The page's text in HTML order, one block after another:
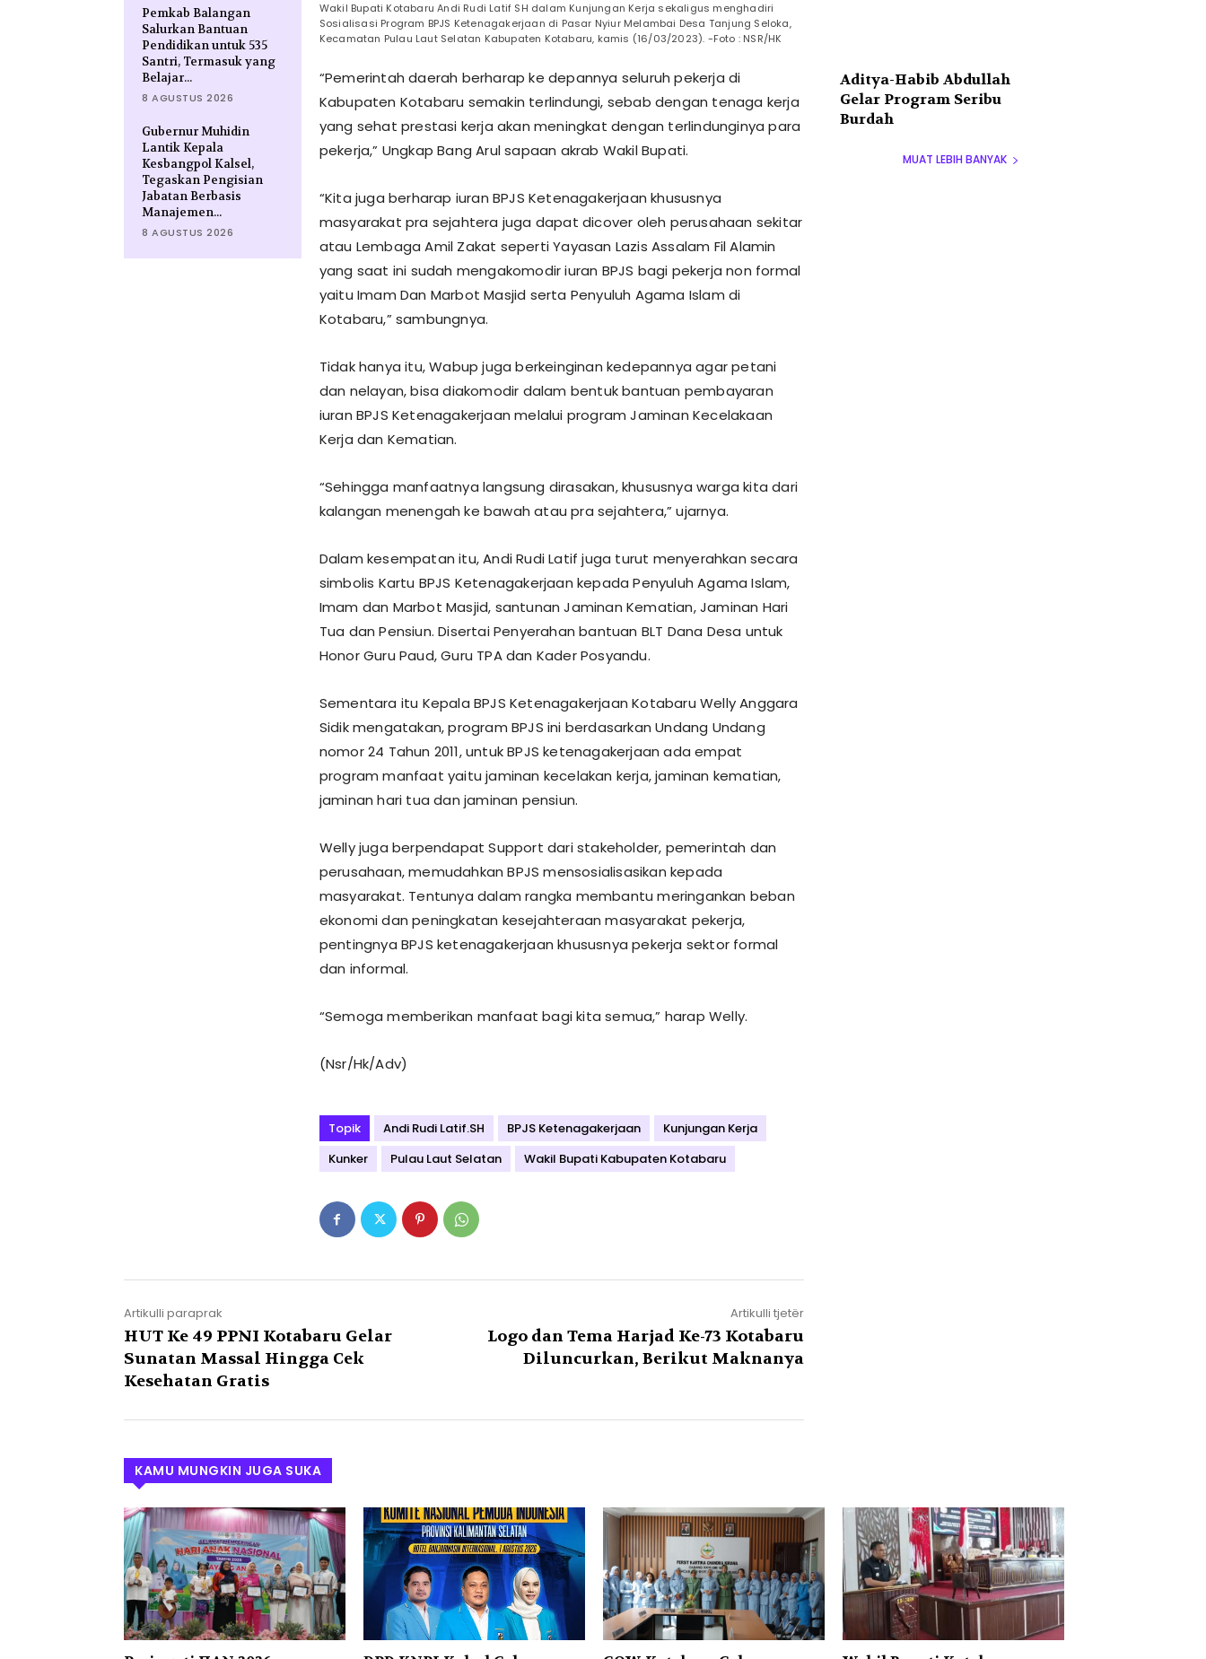
Pemkab Balangan
Salurkan Bantuan
Pendidikan untuk 535
Santri, Termasuk yang
Belajar...
8 AGUSTUS 2026
Gubernur Muhidin
Lantik Kepala
Kesbangpol Kalsel,
Tegaskan Pengisian
Jabatan Berbasis
Manajemen...
8 AGUSTUS 2026
Wakil Bupati Kotabaru Andi Rudi Latif SH dalam Kunjungan Kerja sekaligus menghadiri
Sosialisasi Program BPJS Ketenagakerjaan di Pasar Nyiur Melambai Desa Tanjung Seloka,
Kecamatan Pulau Laut Selatan Kabupaten Kotabaru, kamis (16/03/2023). -Foto : NSR/HK
“Pemerintah daerah berharap ke depannya seluruh pekerja di
Kabupaten Kotabaru semakin terlindungi, sebab dengan tenaga kerja
yang sehat prestasi kerja akan meningkat dengan terlindunginya para
pekerja,” Ungkap Bang Arul sapaan akrab Wakil Bupati.
“Kita juga berharap iuran BPJS Ketenagakerjaan khususnya
masyarakat pra sejahtera juga dapat dicover oleh perusahaan sekitar
atau Lembaga Amil Zakat seperti Yayasan Lazis Assalam Fil Alamin
yang saat ini sudah mengakomodir iuran BPJS bagi pekerja non formal
yaitu Imam Dan Marbot Masjid serta Penyuluh Agama Islam di
Kotabaru,” sambungnya.
Tidak hanya itu, Wabup juga berkeinginan kedepannya agar petani
dan nelayan, bisa diakomodir dalam bentuk bantuan pembayaran
iuran BPJS Ketenagakerjaan melalui program Jaminan Kecelakaan
Kerja dan Kematian.
“Sehingga manfaatnya langsung dirasakan, khususnya warga kita dari
kalangan menengah ke bawah atau pra sejahtera,” ujarnya.
Dalam kesempatan itu, Andi Rudi Latif juga turut menyerahkan secara
simbolis Kartu BPJS Ketenagakerjaan kepada Penyuluh Agama Islam,
Imam dan Marbot Masjid, santunan Jaminan Kematian, Jaminan Hari
Tua dan Pensiun. Disertai Penyerahan bantuan BLT Dana Desa untuk
Honor Guru Paud, Guru TPA dan Kader Posyandu.
Sementara itu Kepala BPJS Ketenagakerjaan Kotabaru Welly Anggara
Sidik mengatakan, program BPJS ini berdasarkan Undang Undang
nomor 24 Tahun 2011, untuk BPJS ketenagakerjaan ada empat
program manfaat yaitu jaminan kecelakan kerja, jaminan kematian,
jaminan hari tua dan jaminan pensiun.
Welly juga berpendapat Support dari stakeholder, pemerintah dan
perusahaan, memudahkan BPJS mensosialisasikan kepada
masyarakat. Tentunya dalam rangka membantu meringankan beban
ekonomi dan peningkatan kesejahteraan masyarakat pekerja,
pentingnya BPJS ketenagakerjaan khususnya pekerja sektor formal
dan informal.
“Semoga memberikan manfaat bagi kita semua,” harap Welly.
(Nsr/Hk/Adv)
Topik Andi Rudi Latif.SH BPJS Ketenagakerjaan
Kunjungan Kerja
Kunker
Pulau Laut Selatan Wakil Bupati Kabupaten Kotabaru
Artikulli paraprak
HUT Ke 49 PPNI Kotabaru Gelar
Sunatan Massal Hingga Cek
Kesehatan Gratis
Artikulli tjetër
Logo dan Tema Harjad Ke-73 Kotabaru
Diluncurkan, Berikut Maknanya
Aditya-Habib Abdullah
Gelar Program Seribu
Burdah
MUAT LEBIH BANYAK
KAMU MUNGKIN JUGA SUKA